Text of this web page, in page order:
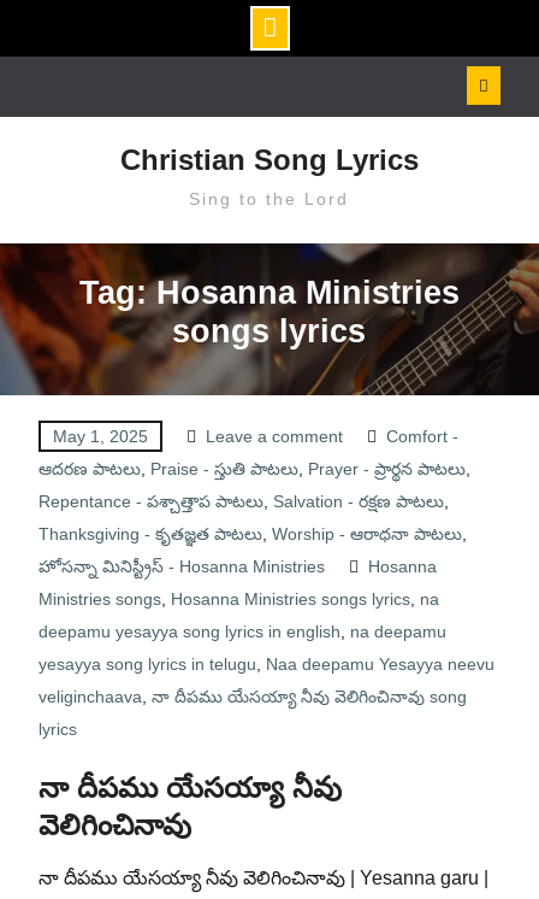
Christian Song Lyrics
Sing to the Lord
Tag: Hosanna Ministries
songs lyrics
May 1, 2025 Leave a comment
Comfort -
ఆదరణ పాటలు, Praise - స్తుతి పాటలు, Prayer - ప్రార్థన పాటలు,
Repentance - పశ్చాత్తాప పాటలు, Salvation - రక్షణ పాటలు,
Thanksgiving - కృతజ్ఞత పాటలు, Worship - ఆరాధనా పాటలు,
హోసన్నా మినిస్ట్రీస్ - Hosanna Ministries
Hosanna
Ministries songs, Hosanna Ministries songs lyrics, na
deepamu yesayya song lyrics in english
na deepamu
yesayya song lyrics in telugu
Naa deepamu Yesayya neevu
veliginchaava నా దీపము యేసయ్యా నీవు వెలిగించినావు song
lyrics
నా దీపము యేసయ్యా నీవు
వెలిగించినావు
నా దీపము యేసయ్యా నీవు వెలిగించినావు | Yesanna garu |